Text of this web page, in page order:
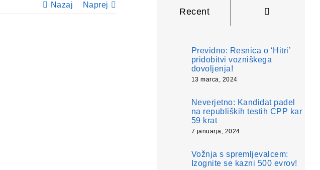
Nazaj Naprej
Recent
Previdno: Resnica o ‘Hitri’
pridobitvi vozniškega
dovoljenja!
13 marca, 2024
Neverjetno: Kandidat padel
na republiških testih CPP kar
59 krat
7 januarja, 2024
Vožnja s spremljevalcem:
Izognite se kazni 500 evrov!